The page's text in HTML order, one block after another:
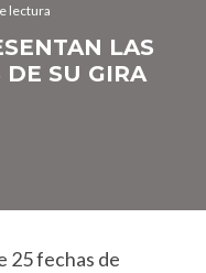
lectura
LAS
DE SU GIRA
25 fechas de